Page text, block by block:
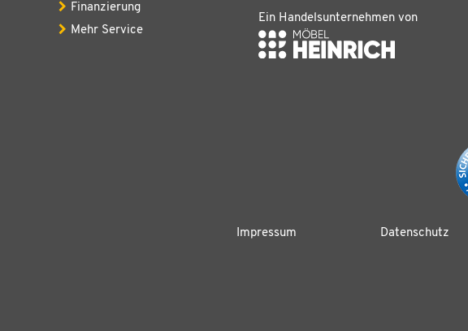
Finanzierung
Mehr Service
Ein Handelsunternehmen von
Impressum Datenschutz